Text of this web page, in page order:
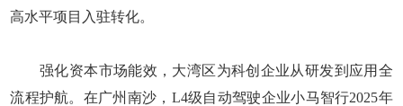
高水平项目入驻转化。
强化资本市场能效，大湾区为科创企业从研发到应用全
流程护航。在广州南沙，L4级自动驾驶企业小马智行2025年